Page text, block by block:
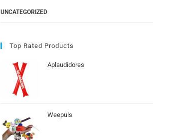
UNCATEGORIZED
Top Rated Products
Aplaudidores
Weepuls